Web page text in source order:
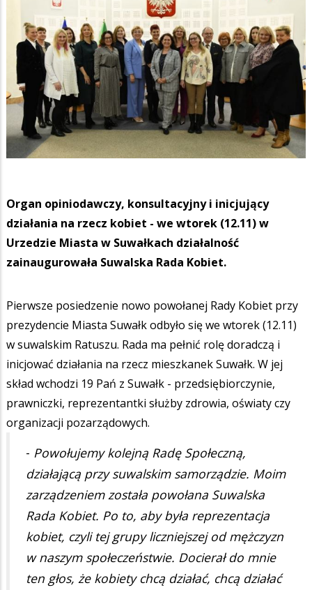
Organ opiniodawczy, konsultacyjny i inicjujący
działania na rzecz kobiet - we wtorek (12.11) w
Urzedzie Miasta w Suwałkach działalność
zainaugurowała Suwalska Rada Kobiet.
Pierwsze posiedzenie nowo powołanej Rady Kobiet przy
prezydencie Miasta Suwałk odbyło się we wtorek (12.11)
w suwalskim Ratuszu. Rada ma pełnić rolę doradczą i
inicjować działania na rzecz mieszkanek Suwałk. W jej
skład wchodzi 19 Pań z Suwałk - przedsiębiorczynie,
prawniczki, reprezentantki służby zdrowia, oświaty czy
organizacji pozarządowych.
- Powołujemy kolejną Radę Społeczną,
działającą przy suwalskim samorządzie. Moim
zarządzeniem została powołana Suwalska
Rada Kobiet. Po to, aby była reprezentacja
kobiet, czyli tej grupy liczniejszej od mężczyzn
w naszym społeczeństwie. Docierał do mnie
ten głos, że kobiety chcą działać, chcą działać